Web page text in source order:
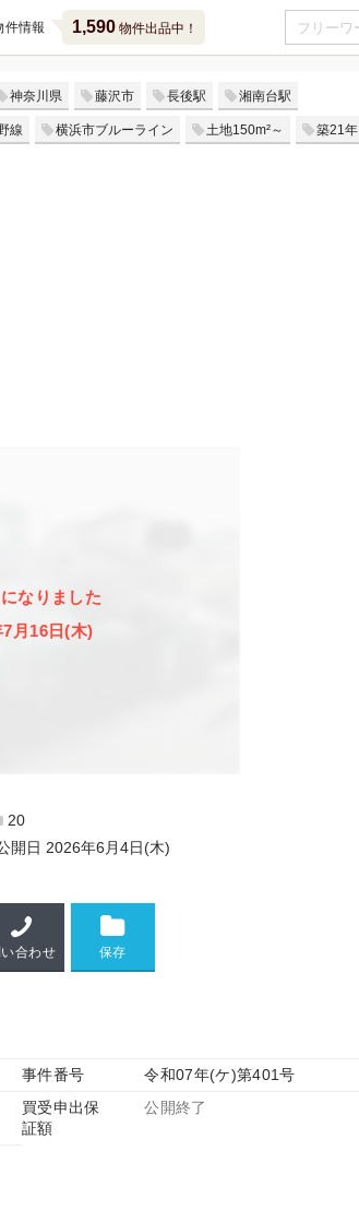
件情報 1,590物件出品中！
神奈川県 藤沢市 長後駅 湘南台駅
線 横浜市ブルーライン 土地150m²～ 築21年
になりました
7月16日(木)
20
開日 2026年6月4日(木)
い合わせ
事件番号
令和07年(ケ)第401号
買受申出保
証額
公開終了